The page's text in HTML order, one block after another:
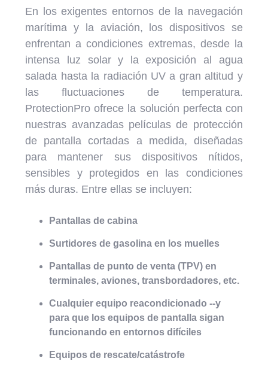
En los exigentes entornos de la navegación
marítima y la aviación, los dispositivos se
enfrentan a condiciones extremas, desde la
intensa luz solar y la exposición al agua
salada hasta la radiación UV a gran altitud y
las fluctuaciones de temperatura.
ProtectionPro ofrece la solución perfecta con
nuestras avanzadas películas de protección
de pantalla cortadas a medida, diseñadas
para mantener sus dispositivos nítidos,
sensibles y protegidos en las condiciones
más duras. Entre ellas se incluyen:
Pantallas de cabina
Surtidores de gasolina en los muelles
Pantallas de punto de venta (TPV) en
terminales, aviones, transbordadores, etc.
Cualquier equipo reacondicionado --y
para que los equipos de pantalla sigan
funcionando en entornos difíciles
Equipos de rescate/catástrofe